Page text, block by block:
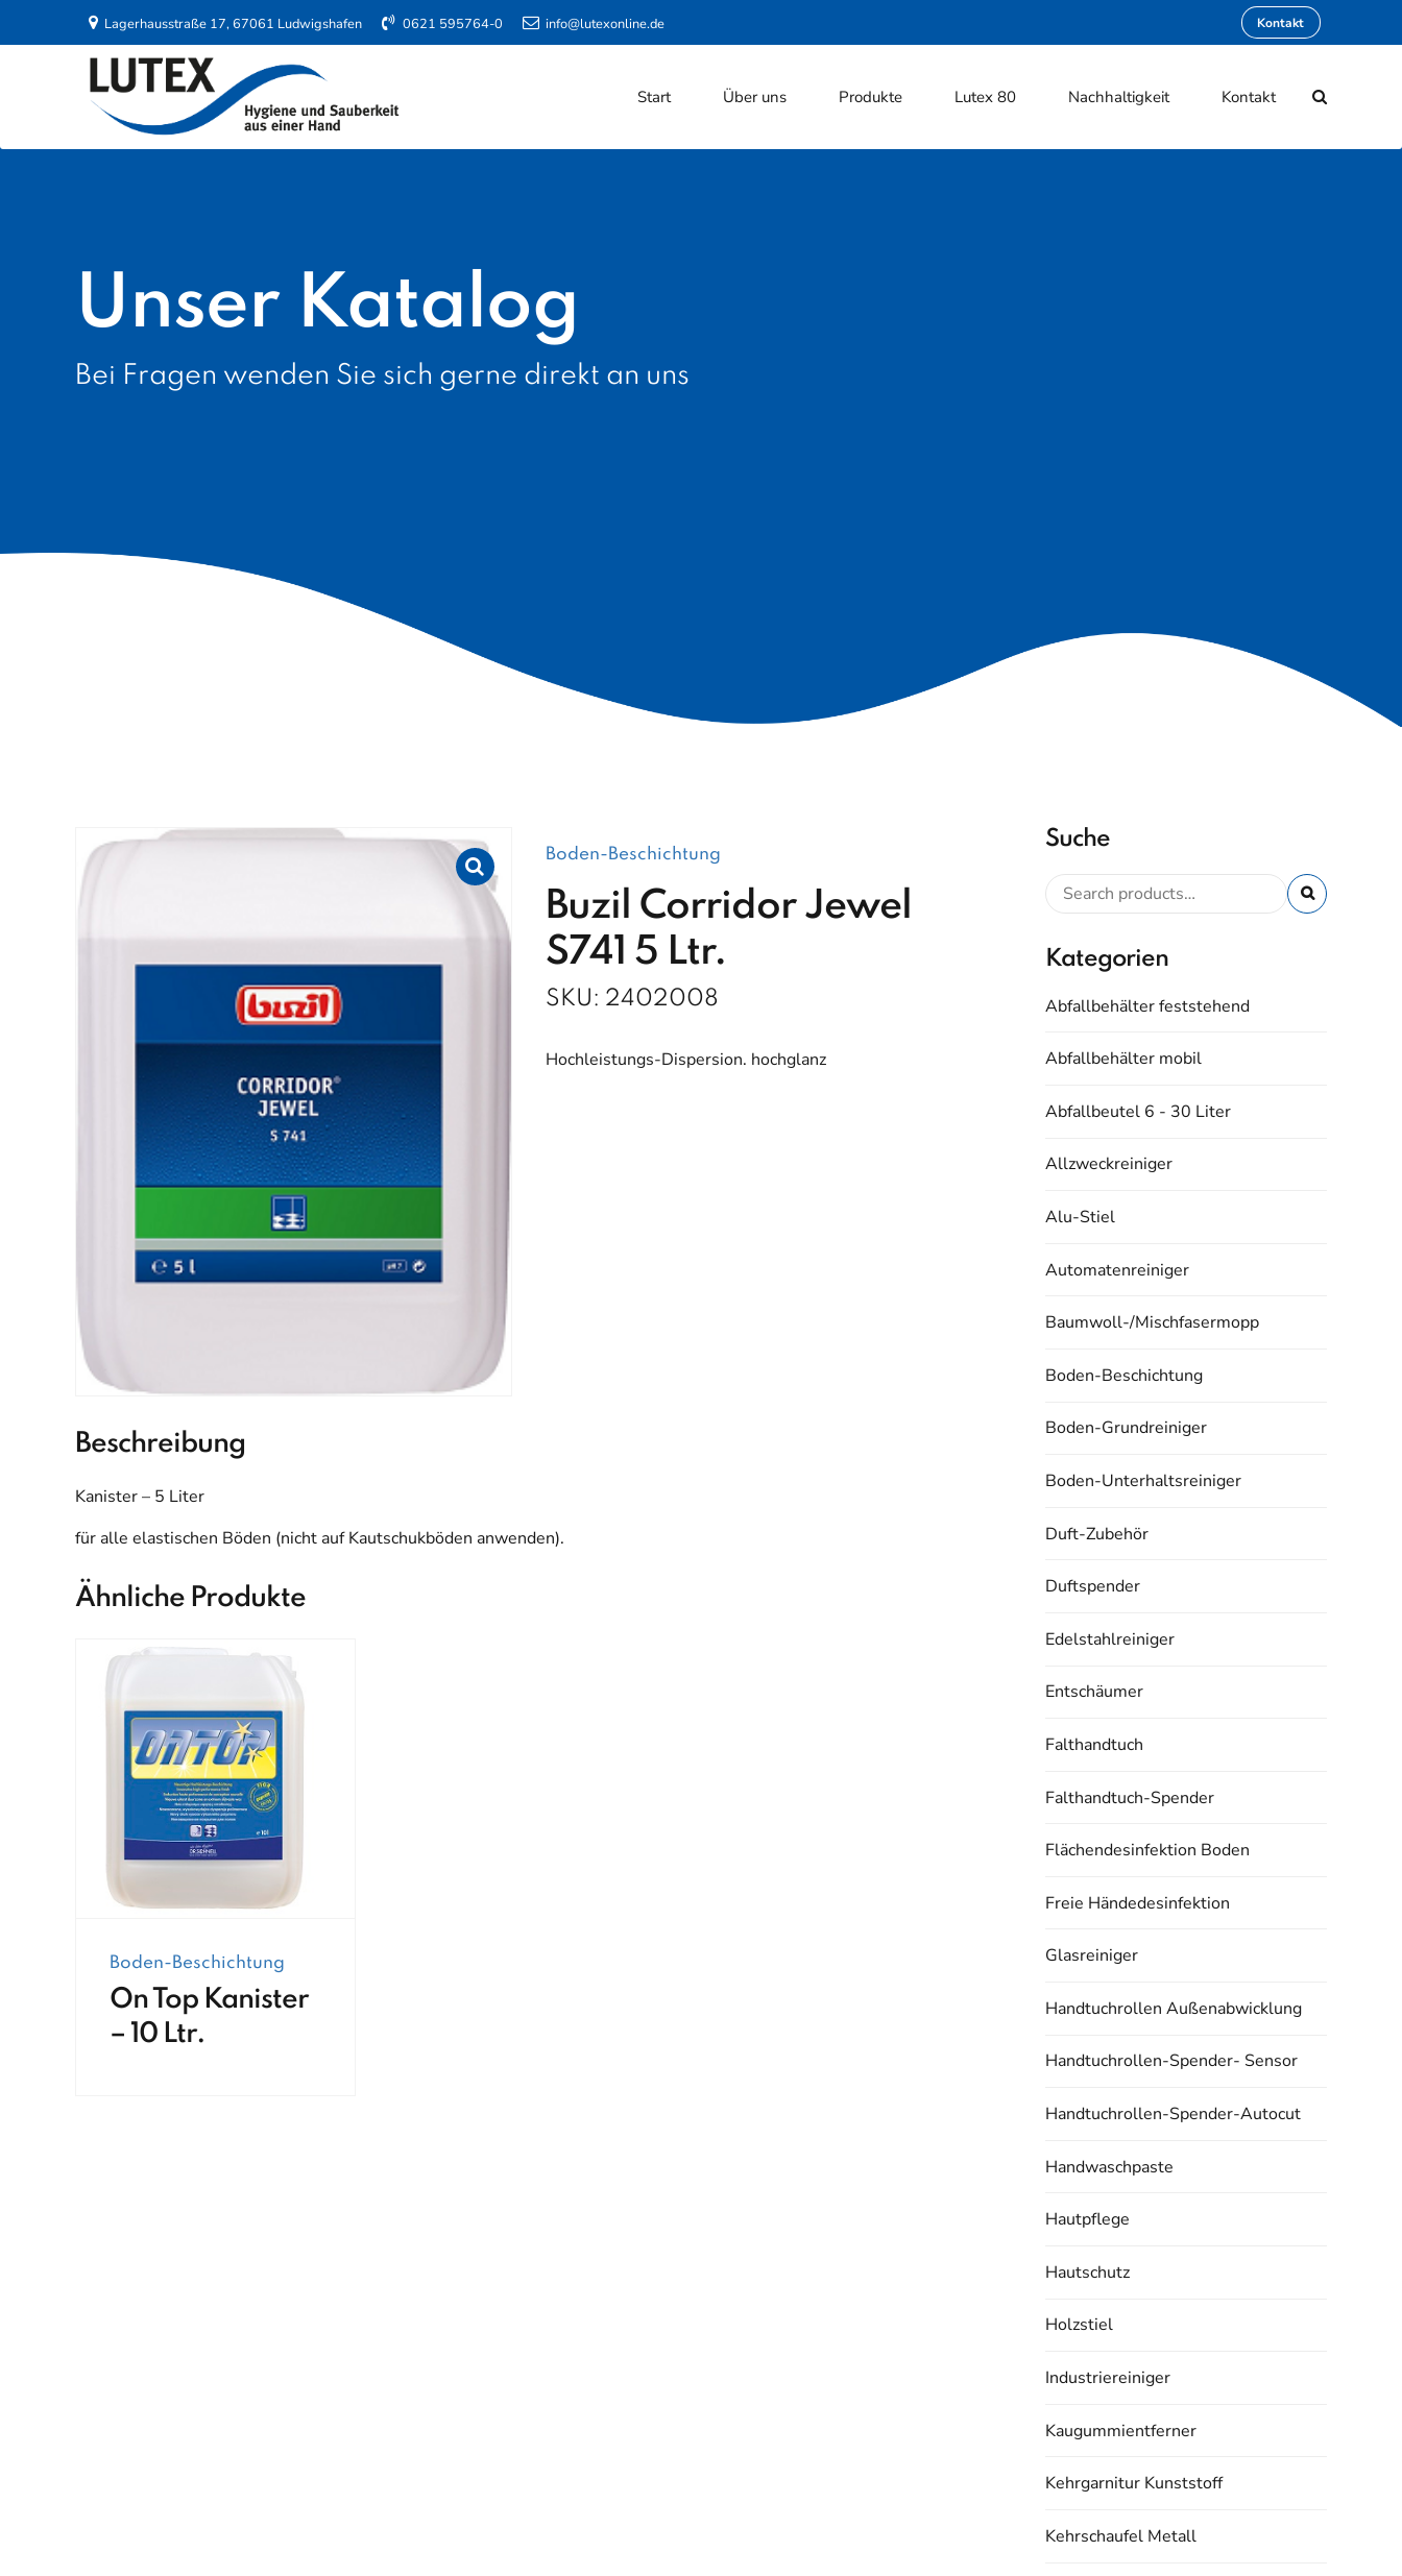
Lagerhausstraße 17, 67061 Ludwigshafen 0621 595764-0 info@lutexonline.de Kontakt
Start Über uns Produkte Lutex 80 Nachhaltigkeit Kontakt
Unser Katalog
Bei Fragen wenden Sie sich gerne direkt an uns
Boden-Beschichtung
Buzil Corridor Jewel
S741 5 Ltr.
SKU: 2402008
Hochleistungs-Dispersion. hochglanz
Beschreibung
Kanister – 5 Liter
für alle elastischen Böden (nicht auf Kautschukböden anwenden).
Ähnliche Produkte
Boden-Beschichtung
On Top Kanister
– 10 Ltr.
Suche
Kategorien
Abfallbehälter feststehend
Abfallbehälter mobil
Abfallbeutel 6 - 30 Liter
Allzweckreiniger
Alu-Stiel
Automatenreiniger
Baumwoll-/Mischfasermopp
Boden-Beschichtung
Boden-Grundreiniger
Boden-Unterhaltsreiniger
Duft-Zubehör
Duftspender
Edelstahlreiniger
Entschäumer
Falthandtuch
Falthandtuch-Spender
Flächendesinfektion Boden
Freie Händedesinfektion
Glasreiniger
Handtuchrollen Außenabwicklung
Handtuchrollen-Spender- Sensor
Handtuchrollen-Spender-Autocut
Handwaschpaste
Hautpflege
Hautschutz
Holzstiel
Industriereiniger
Kaugummientferner
Kehrgarnitur Kunststoff
Kehrschaufel Metall